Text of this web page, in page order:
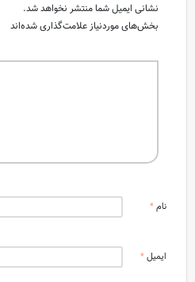
نشانی ایمیل شما منتشر نخواهد شد.
بخش‌های موردنیاز علامت‌گذاری شده‌اند
نام*
ایمیل*